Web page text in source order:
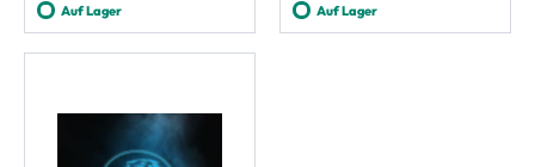
Auf Lager Auf Lager